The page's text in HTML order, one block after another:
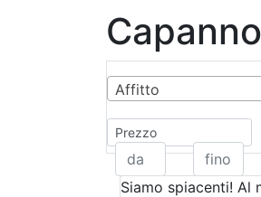
Affitto
Prezzo
Siamo spiacenti! Al